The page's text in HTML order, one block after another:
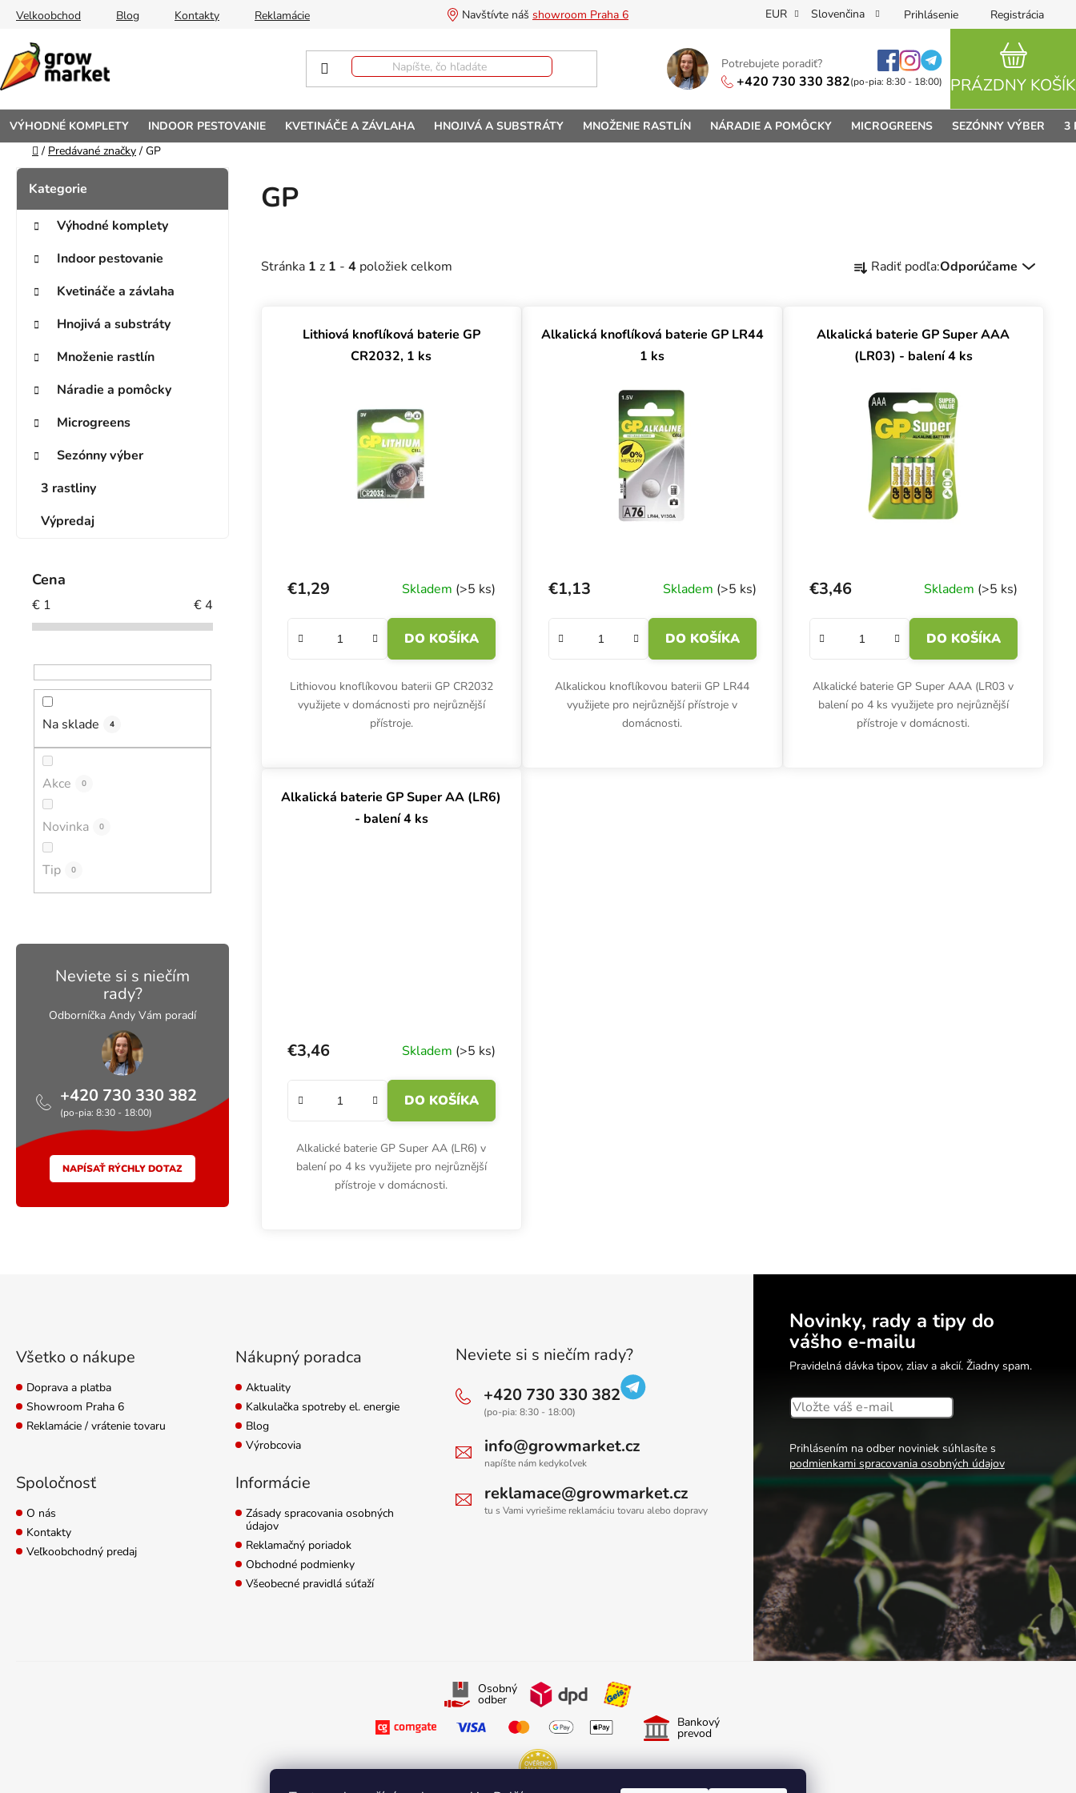
Prejsť na obsah
Velkoobchod Blog Kontakty Reklamácie Navštívte náš showroom Praha 6 EUR Slovenčina Prihlásenie Registrácia
Potrebujete poradiť?
+420 730 330 382(po-pia: 8:30 - 18:00) PRÁZDNY KOŠÍK
VÝHODNÉ KOMPLETY INDOOR PESTOVANIE KVETINÁČE A ZÁVLAHA HNOJIVÁ A SUBSTRÁTY MNOŽENIE RASTLÍN NÁRADIE A POMÔCKY MICROGREENS SEZÓNNY VÝBER
3
Domov
/ Predávané značky / GP
Bočný panel
Preskočiť kategórie
Kategórie
Výhodné komplety
Indoor pestovanie
Kvetináče a závlaha
Hnojivá a substráty
Množenie rastlín
Náradie a pomôcky
Microgreens
Sezónny výber
3 rastliny
Výpredaj
Cena
€ 1 € 4
Na sklade 4
Akce 0
Novinka 0
Tip 0
Neviete si s niečím
rady?
Odborníčka Andy Vám poradí
+420 730 330 382
(po-pia: 8:30 - 18:00)
NAPÍSAŤ RÝCHLY DOTAZ
GP
Stránka 1 z 1 - 4 položiek celkom Radenie produktov
Radiť podľa:Odporúčame
Lithiová knoflíková baterie GP
CR2032, 1 ks
Skladem (>5 ks)
€1,29
DO KOŠÍKA
Lithiovou knoflíkovou baterii GP CR2032
využijete v domácnosti pro nejrůznější
přístroje.
Alkalická knoflíková baterie GP LR44
1 ks
Skladem (>5 ks)
€1,13
DO KOŠÍKA
Alkalickou knoflíkovou baterii GP LR44
využijete pro nejrůznější přístroje v
domácnosti.
Alkalická baterie GP Super AAA
(LR03) - balení 4 ks
Skladem (>5 ks)
€3,46
DO KOŠÍKA
Alkalické baterie GP Super AAA (LR03 v
balení po 4 ks využijete pro nejrůznější
přístroje v domácnosti.
Alkalická baterie GP Super AA (LR6)
- balení 4 ks
Skladem (>5 ks)
€3,46
DO KOŠÍKA
Alkalické baterie GP Super AA (LR6) v
balení po 4 ks využijete pro nejrůznější
přístroje v domácnosti.
Všetko o nákupe
Doprava a platba
Showroom Praha 6
Reklamácie / vrátenie tovaru
Nákupný poradca
Aktuality
Kalkulačka spotreby el. energie
Blog
Výrobcovia
Spoločnosť
O nás
Kontakty
Veľkoobchodný predaj
Informácie
Zásady spracovania osobných
údajov
Reklamačný poriadok
Obchodné podmienky
Všeobecné pravidlá súťaží
Neviete si s niečím rady?
+420 730 330 382
(po-pia: 8:30 - 18:00)
info@growmarket.cz
napíšte nám kedykoľvek
reklamace@growmarket.cz
tu s Vami vyriešime reklamáciu tovaru alebo dopravy
Novinky, rady a tipy do
vášho e-mailu
Pravidelná dávka tipov, zliav a akcií. Žiadny spam.
Prihlásením na odber noviniek súhlasíte s
podmienkami spracovania osobných údajov
Osobný
odber
Bankový
prevod